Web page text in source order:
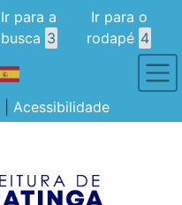
Ir para a
busca 3
Ir para o
rodapé 4
Acessibilidade